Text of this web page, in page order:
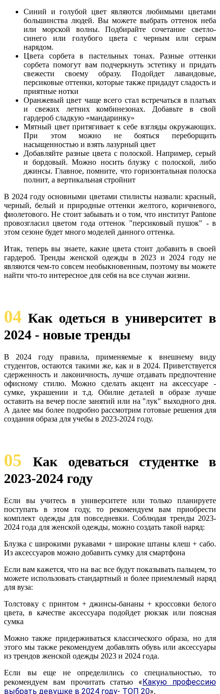
Синий и голубой цвет являются любимыми цветами
большинства людей. Вы можете выбрать оттенок неба
или морской волны. Подбирайте сочетание светло-
синего или голубого цвета с черным или серым
нарядом.
Цвета сорбета в пастельных тонах. Разные оттенки
сорбета помогут вам подчеркнуть эстетику и придать
свежести своему образу. Подойдет лавандовые,
персиковые оттенки, которые также придадут сладость и
приятные нотки
Оранжевый цвет чаще всего стал встречаться в платьях
и свежих летних комбинезонах. Добавьте в свой
гардероб сладкую «мандаринку»
Мятный цвет притягивает к себе взгляды окружающих.
При этом можно не бояться переборщить
насыщенностью и взять лазурный цвет
Добавляйте разные цвета с полоской. Например, серый
и бордовый. Можно носить блузку с полоской, либо
джинсы. Главное, помните, что горизонтальная полоска
полнит, а вертикальная стройнит
В 2024 году основными цветами стилисты назвали: красный,
черный, белый и природные оттенки желтого, коричневого,
фиолетового. Не стоит забывать и о том, что институт Pantone
провозгласил цветом года оттенок "персиковый пушок" - в
этом сезоне будет много моделей данного оттенка.
Итак, теперь вы знаете, какие цвета стоит добавить в своей
гардероб. Тренды женской одежды в 2023 и 2024 году не
являются чем-то совсем необыкновенным, поэтому вы можете
найти что-то интересное для себя на все случаи жизни.
04 Как одеться в университет в
2024 - новые тренды
В 2024 году правила, применяемые к внешнему виду
студентов, остаются такими же, как и в 2024. Приветствуется
сдерженность и лаконичность, лучше отдавать предпочтение
офисному стилю. Можно сделать акцент на аксессуаре -
сумке, украшении и т.д. Обилие деталей в образе лучше
оставить на вечер после занятий или на "лук" выходного дня.
А далее мы более подробно рассмотрим готовые решения для
создания образа для учебы в 2023-2024 году.
05Как одеваться студентке в
2023-2024 году
Если вы учитесь в университете или только планируете
поступать в этом году, то рекомендуем вам приобрести
комплект одежды для повседневки. Соблюдая тренды 2023-
2024 года для женской одежды, можно создать такой наряд:
Блузка с широкими рукавами + широкие штаны клеш + сабо.
Из аксессуаров можно добавить сумку для смартфона
Если вам кажется, что на вас все будут показывать пальцем, то
можете использовать стандартный и более приемлемый наряд
для вуза:
Толстовку с принтом + джинсы-бананы + кроссовки белого
цвета, в качестве аксессуара подойдет рюкзак или поясная
сумка
Можно также придерживаться классического образа, но для
этого мы также рекомендуем добавлять обувь или аксессуары
из трендов женской одежды 2023 и 2024 года.
Если вы еще не определились со специальностью, то
рекомендуем вам прочитать статью«Какую профессию
выбрать девушке в 2024 году- ТОП 20».